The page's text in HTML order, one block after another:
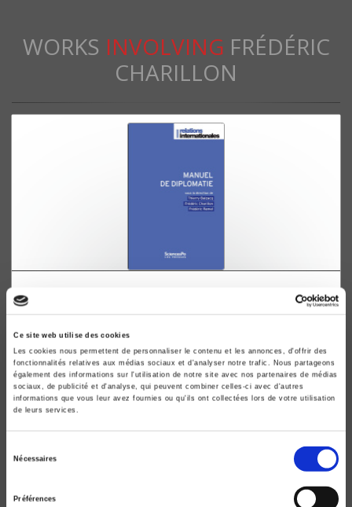
Ce site web utilise des cookies
Les cookies nous permettent de personnaliser le contenu et les annonces, d'offrir des
fonctionnalités relatives aux médias sociaux et d'analyser notre trafic. Nous partageons
également des informations sur l'utilisation de notre site avec nos partenaires de médias
sociaux, de publicité et d'analyse, qui peuvent combiner celles-ci avec d'autres
informations que vous leur avez fournies ou qu'ils ont collectées lors de votre utilisation
de leurs services.
Nécessaires
Préférences
WORKS INVOLVING FRÉDÉRIC
CHARILLON
Manuel de diplomatie
Thierry Balzacq, Frédéric Charillon